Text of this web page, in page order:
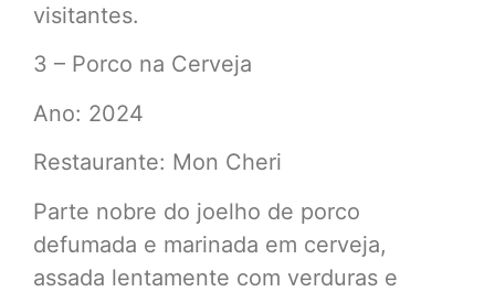
visitantes.
3 – Porco na Cerveja
Ano: 2024
Restaurante: Mon Cheri
Parte nobre do joelho de porco
defumada e marinada em cerveja,
assada lentamente com verduras e